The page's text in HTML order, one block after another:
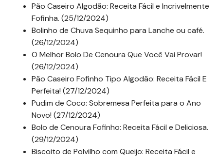
Pão Caseiro Algodão: Receita Fácil e Incrivelmente
Fofinha. (25/12/2024)
Bolinho de Chuva Sequinho para Lanche ou café.
(26/12/2024)
O Melhor Bolo De Cenoura Que Você Vai Provar!
(26/12/2024)
Pão Caseiro Fofinho Tipo Algodão: Receita Fácil E
Perfeita! (27/12/2024)
Pudim de Coco: Sobremesa Perfeita para o Ano
Novo! (27/12/2024)
Bolo de Cenoura Fofinho: Receita Fácil e Deliciosa.
(29/12/2024)
Biscoito de Polvilho com Queijo: Receita Fácil e